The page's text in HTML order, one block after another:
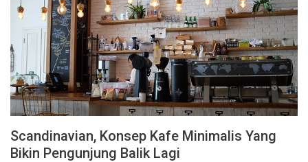
Scandinavian, Konsep Kafe Minimalis Yang
Bikin Pengunjung Balik Lagi